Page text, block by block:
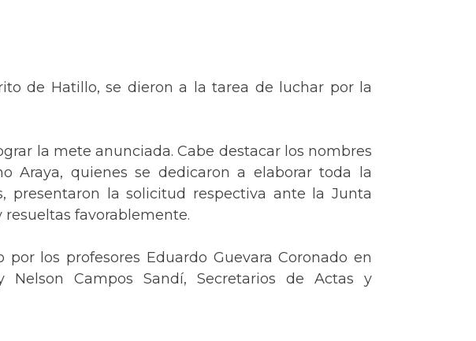
de Hatillo, se dieron a la tarea de luchar por la
la mete anunciada. Cabe destacar los nombres
Araya, quienes se dedicaron a elaborar toda la
presentaron la solicitud respectiva ante la Junta
resueltas favorablemente.
los profesores Eduardo Guevara Coronado en
Campos Sandí, Secretarios de Actas y